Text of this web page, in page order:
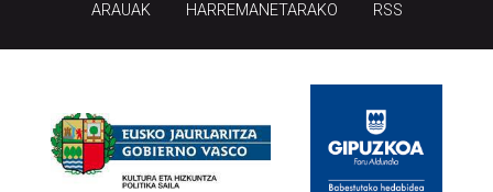
ARAUAK HARREMANETARAKO RSS